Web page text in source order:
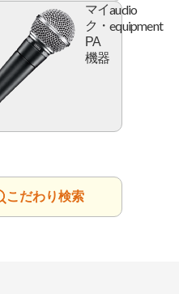
マイ
ク・
PA
機器
audio
equipment
こだわり検索